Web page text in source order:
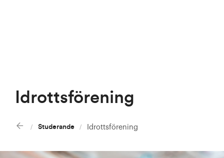
Idrottsförening
Studerande Idrottsförening